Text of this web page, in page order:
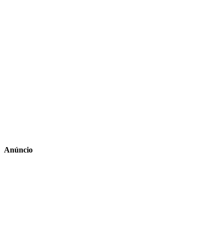
Anúncio